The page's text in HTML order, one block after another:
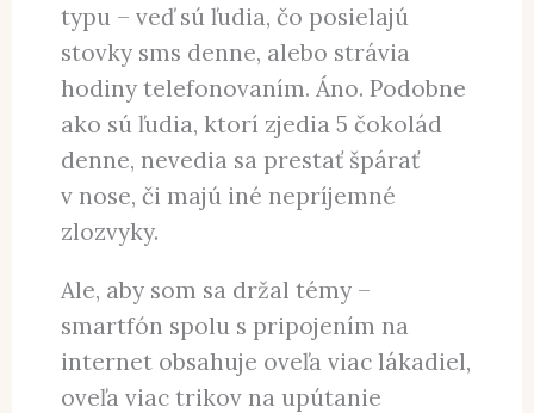
typu – veď sú ľudia, čo posielajú
stovky sms denne, alebo strávia
hodiny telefonovaním. Áno. Podobne
ako sú ľudia, ktorí zjedia 5 čokolád
denne, nevedia sa prestať špárať
v nose, či majú iné nepríjemné
zlozvyky.
Ale, aby som sa držal témy –
smartfón spolu s pripojením na
internet obsahuje oveľa viac lákadiel,
oveľa viac trikov na upútanie